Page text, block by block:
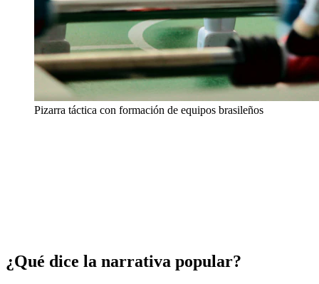
Pizarra táctica con formación de equipos brasileños
¿Qué dice la narrativa popular?